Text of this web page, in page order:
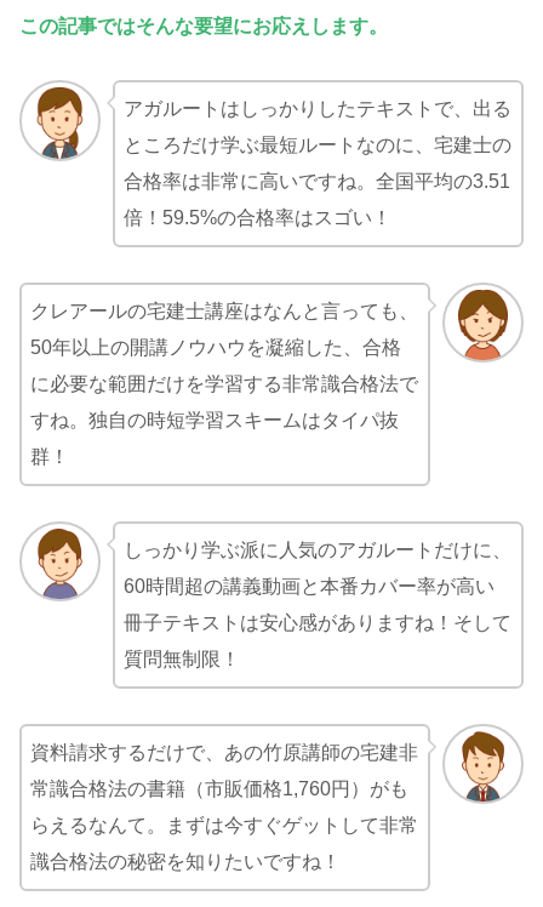
この記事ではそんな要望にお応えします。
アガルートはしっかりしたテキストで、出る
ところだけ学ぶ最短ルートなのに、宅建士の
合格率は非常に高いですね。全国平均の3.51
倍！59.5%の合格率はスゴい！
クレアールの宅建士講座はなんと言っても、
50年以上の開講ノウハウを凝縮した、合格
に必要な範囲だけを学習する非常識合格法で
すね。独自の時短学習スキームはタイパ抜
群！
しっかり学ぶ派に人気のアガルートだけに、
60時間超の講義動画と本番カバー率が高い
冊子テキストは安心感がありますね！そして
質問無制限！
資料請求するだけで、あの竹原講師の宅建非
常識合格法の書籍（市販価格1,760円）がも
らえるなんて。まずは今すぐゲットして非常
識合格法の秘密を知りたいですね！